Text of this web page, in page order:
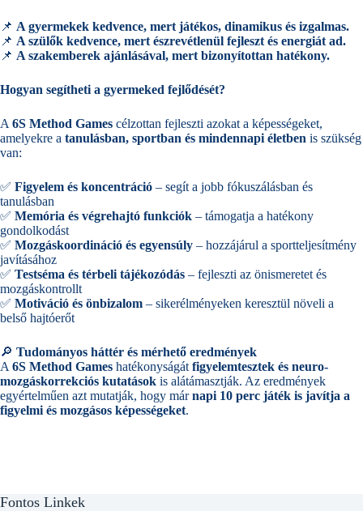
📌 A gyermekek kedvence, mert játékos, dinamikus és izgalmas.
📌 A szülők kedvence, mert észrevétlenül fejleszt és energiát ad.
📌 A szakemberek ajánlásával, mert bizonyítottan hatékony.
Hogyan segítheti a gyermeked fejlődését?
A 6S Method Games célzottan fejleszti azokat a képességeket,
amelyekre a tanulásban, sportban és mindennapi életben is szükség
van:
✅ Figyelem és koncentráció – segít a jobb fókuszálásban és
tanulásban
✅ Memória és végrehajtó funkciók – támogatja a hatékony
gondolkodást
✅ Mozgáskoordináció és egyensúly – hozzájárul a sportteljesítmény
javításához
✅ Testséma és térbeli tájékozódás – fejleszti az önismeretet és
mozgáskontrollt
✅ Motiváció és önbizalom – sikerélményeken keresztül növeli a
belső hajtóerőt
🔎 Tudományos háttér és mérhető eredmények
A 6S Method Games hatékonyságát figyelemtesztek és neuro-
mozgáskorrekciós kutatások is alátámasztják. Az eredmények
egyértelműen azt mutatják, hogy márnapi 10 perc játék is javítja a
figyelmi és mozgásos képességeket.
Fontos Linkek